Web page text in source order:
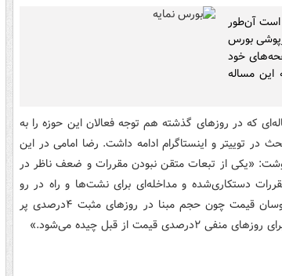
است آن‌طور
بورس
خود
این مساله
که در روزهای گذشته هم توجه فعالان این حوزه را به
در توییتر و اینستاگرام ادامه داشت. رضا امامی در این
«یکی از تبعات متقن نبودن مقررات و ضعف ناظر در
دستکاری‌شده و مداخله‌ای برای نشت‌ها و راه در رو
استفاده می‌کند؛ مثلا در برابر دامنه نوسان قیمت چون حجم مبنا در روزهای مثبت ۴درصدی پر
از قبل چیده می‌شود.»